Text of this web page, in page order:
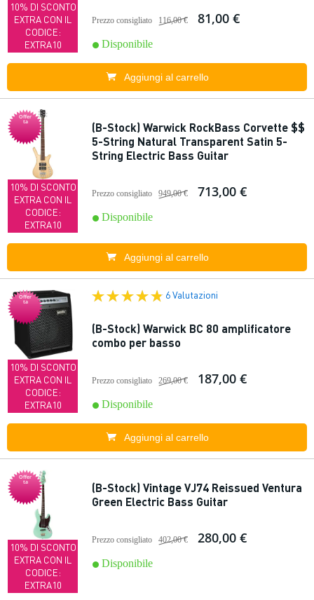
10% DI SCONTO
EXTRA CON IL
CODICE:
EXTRA10
Prezzo consigliato 116,00 € 81,00 €
Disponibile
Aggiungi al carrello
Offer
ta
10% DI SCONTO
EXTRA CON IL
CODICE:
EXTRA10
(B-Stock) Warwick RockBass Corvette $$
5-String Natural Transparent Satin 5-
String Electric Bass Guitar
Prezzo consigliato 949,00 € 713,00 €
Disponibile
Aggiungi al carrello
Offer
ta
10% DI SCONTO
EXTRA CON IL
CODICE:
EXTRA10
6 Valutazioni
(B-Stock) Warwick BC 80 amplificatore
combo per basso
Prezzo consigliato 269,00 € 187,00 €
Disponibile
Aggiungi al carrello
Offer
ta
10% DI SCONTO
EXTRA CON IL
CODICE:
EXTRA10
(B-Stock) Vintage VJ74 Reissued Ventura
Green Electric Bass Guitar
Prezzo consigliato 402,00 € 280,00 €
Disponibile